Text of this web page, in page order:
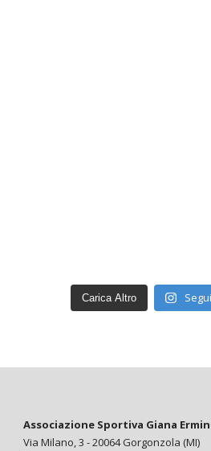
Carica Altro
Associazione Sportiva Giana
Via Milano, 3 - 20064 Gorgonzola (MI)